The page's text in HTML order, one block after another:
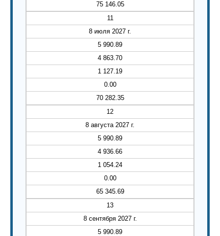
75 146.05
11
8 июля 2027 г.
5 990.89
4 863.70
1 127.19
0.00
70 282.35
12
8 августа 2027 г.
5 990.89
4 936.66
1 054.24
0.00
65 345.69
13
8 сентября 2027 г.
5 990.89